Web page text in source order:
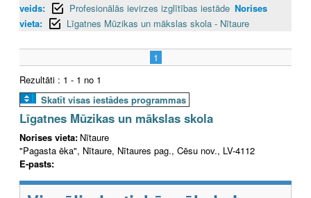
veids:
Profesionālās ievirzes izglītības iestāde Norises
vieta:
Līgatnes Mūzikas un mākslas skola - Nītaure
1
Rezultāti : 1 - 1 no 1
Skatīt visas iestādes programmas
Līgatnes Mūzikas un mākslas skola
Norises vieta: Nītaure
"Pagasta ēka", Nītaure, Nītaures pag., Cēsu nov., LV-4112
E-pasts: